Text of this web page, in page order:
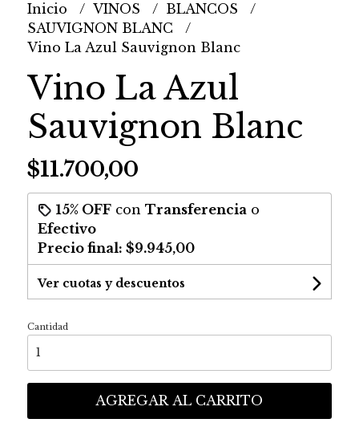
Inicio VINOS
BLANCOS
SAUVIGNON BLANC
Vino La Azul Sauvignon Blanc
Vino La Azul
Sauvignon Blanc
$11.700,00
15% OFFcon Transferencia o
Efectivo
Precio final: $9.945,00
Ver cuotas y descuentos
Cantidad
AGREGAR AL CARRITO